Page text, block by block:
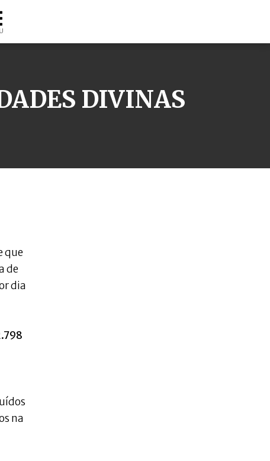
DIVINAS
que
de
dia
na